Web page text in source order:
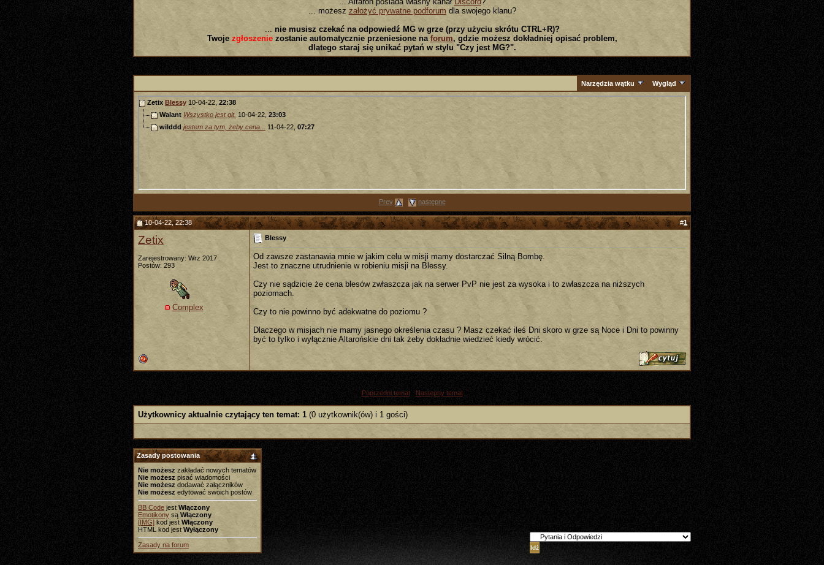
... możesz założyć prywatne podforum dla swojego klanu?
... nie musisz czekać na odpowiedź MG w grze (przy użyciu skrótu CTRL+R)?
Twoje zgłoszeniezostanie automatycznie przeniesione na forum, gdzie możesz dokładniej opisać problem,
dlatego staraj się unikać pytań w stylu "Czy jest MG?".
Narzędzia wątku Wygląd
Zetix Blessy 10-04-22,22:38
Walant Wszystko jest git. 10-04-22, 23:03
wilddd jestem za tym, żeby cena... 11-04-22, 07:27
Prev następne
10-04-22, 22:38 #1
Zetix
Zarejestrowany: Wrz 2017
Postów: 293
Complex
Blessy
Od zawsze zastanawia mnie w jakim celu w misji mamy dostarczać Silną Bombę.
Jest to znaczne utrudnienie w robieniu misji na Blessy.
Czy nie sądzicie że cena blesów zwłaszcza jak na serwer PvP nie jest za wysoka i to zwłaszcza na niższych
poziomach.
Czy to nie powinno być adekwatne do poziomu ?
Dlaczego w misjach nie mamy jasnego określenia czasu ? Masz czekać ileś Dni skoro w grze są Noce i Dni to powinny
być to tylko i wyłącznie Altarońskie dni tak żeby dokładnie wiedzieć kiedy wrócić.
Poprzedni temat| Następny temat
Użytkownicy aktualnie czytający ten temat: 1 (0 użytkownik(ów) i 1 gości)
Zasady postowania
Nie możesz zakładać nowych tematów
Nie możesz pisać wiadomości
Nie możesz dodawać załączników
Nie możesz edytować swoich postów
BB Code jest Włączony
Emotikony są Włączony
[IMG] kod jest Włączony
HTML kod jest Wyłączony
Zasady na forum